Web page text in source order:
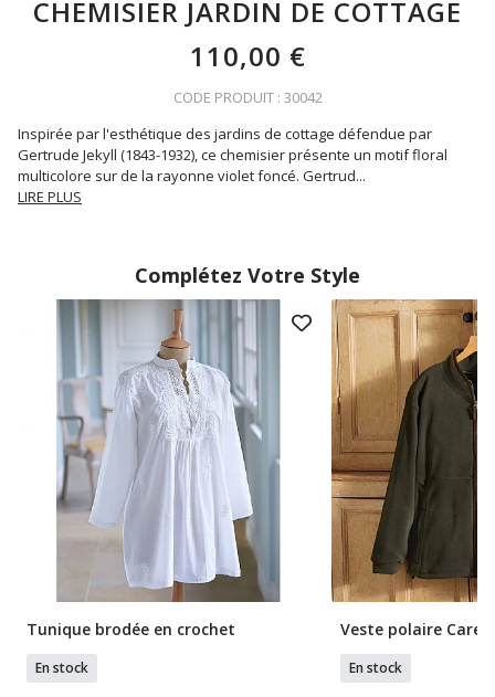
CHEMISIER JARDIN DE COTTAGE
110,00 €
CODE PRODUIT : 30042
Inspirée par l'esthétique des jardins de cottage défendue par
Gertrude Jekyll (1843-1932), ce chemisier présente un motif floral
multicolore sur de la rayonne violet foncé. Gertrud...
LIRE PLUS
Complétez Votre Style
Tunique brodée en crochet
En stock
Veste polaire Carew
En stock